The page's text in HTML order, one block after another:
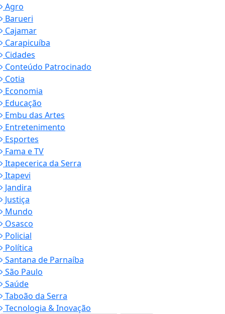
Agro
Barueri
Cajamar
Carapicuíba
Cidades
Conteúdo Patrocinado
Cotia
Economia
Educação
Embu das Artes
Entretenimento
Esportes
Fama e TV
Itapecerica da Serra
Itapevi
Jandira
Justiça
Mundo
Osasco
Policial
Política
Santana de Parnaíba
São Paulo
Saúde
Taboão da Serra
Tecnologia & Inovação